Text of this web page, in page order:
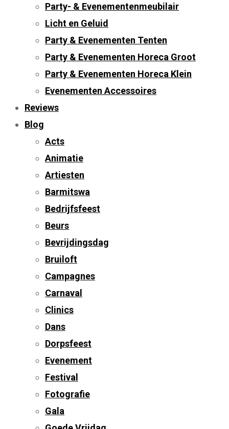
Party- & Evenementenmeubilair
Licht en Geluid
Party & Evenementen Tenten
Party & Evenementen Horeca Groot
Party & Evenementen Horeca Klein
Evenementen Accessoires
Reviews
Blog
Acts
Animatie
Artiesten
Barmitswa
Bedrijfsfeest
Beurs
Bevrijdingsdag
Bruiloft
Campagnes
Carnaval
Clinics
Dans
Dorpsfeest
Evenement
Festival
Fotografie
Gala